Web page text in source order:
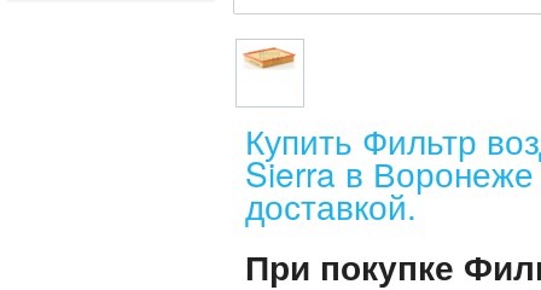
Купить Фильтр
Sierra в
доставкой.
При покупке